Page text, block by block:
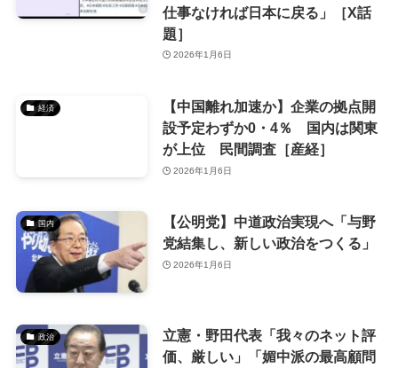
仕事なければ日本に戻る」［X話
題］
2026年1月6日
経済
【中国離れ加速か】企業の拠点開
設予定わずか0・4％ 国内は関東
が上位 民間調査［産経］
2026年1月6日
国内
【公明党】中道政治実現へ「与野
党結集し、新しい政治をつくる」
2026年1月6日
政治
立憲・野田代表「我々のネット評
価、厳しい」「媚中派の最高顧問